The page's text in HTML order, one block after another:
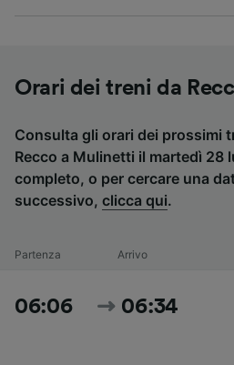
Orari dei treni da
Consulta gli orari dei prossimi
Recco a Mulinetti il martedì 28
completo, o per cercare una
successivo, clicca qui.
Partenza Arrivo
06:06 06:34